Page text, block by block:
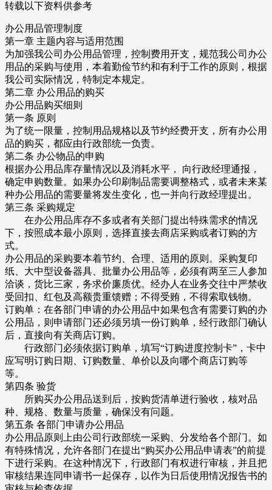
转载以下资料供参考
办公用品管理制度
第一章 主题内容与适用范围
为加强我公司办公用品管理，控制费用开支，规范我公司办公
用品的采购与使用，本着勤俭节约和有利于工作的原则，根据
我公司实际情况，特制定本规定。
第二章 办公用品的购买
办公用品购买细则
第一条 原则
为了统一限量，控制用品规格以及节约经费开支，所有办公用
品的购买，都应由行政部统一负责。
第二条 办公物品的申购
根据办公用品库存量情况以及消耗水平， 向行政经理通报，
确定申购数量。如果办公印刷制品需要调整格式，或者未来某
种办公用品的需要量将发生变化，也一并向行政经理提出。
第三条 采购规定
在办公用品库存不多或者有关部门提出特殊需求的情况
下，按照成本最小原则，选择直接去商店采购或者订购的方
式。
办公用品的采购要本着节约、合理、适用的原则。采购复印
纸、大中型设备器具、批量办公用品等，必须有两至三人参加
洽谈，货比三家，务求价廉质优。经办人在业务交往中严禁收
受回扣、红包及高额贵重馈赠；不得受贿，不得索取钱物。
订购单：在各部门申请的办公用品中如果包含有需要订购的办
公用品，则申请部门还必须另填一份订购单，经行政部门确认
后，直接向有关商店订购。
行政部门必须依据订购单，填写“订购进度控制卡”，卡中
应写明订购日期、订购数量、单价以及向哪个商店订购等
等。
第四条 验货
所购买办公用品送到后，按购货清单进行验收，核对品
种、规格、数量与质量，确保没有问题。
第五条 各部门申请办公用品
办公用品原则上由公司行政部统一采购、分发给各个部门。如
有特殊情况，允许各部门在提出“购买办公用品申请表”的前提
下进行采购。在这种情况下，行政部门有权进行审核，并且把
审核结果连同申请书一起保存，以作为日后使用情况报告书的